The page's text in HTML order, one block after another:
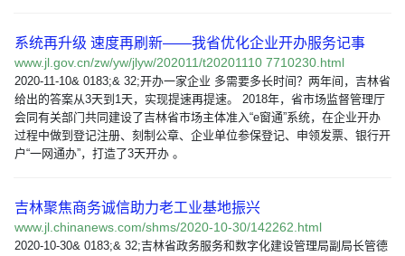
系统再升级 速度再刷新——我省优化企业开办服务记事
www.jl.gov.cn/zw/yw/jlyw/202011/t20201110 7710230.html
2020-11-10& 0183;& 32;开办一家企业 多需要多长时间？两年间，吉林省
给出的答案从3天到1天，实现提速再提速。 2018年，省市场监督管理厅
会同有关部门共同建设了吉林省市场主体准入“e窗通”系统，在企业开办
过程中做到登记注册、刻制公章、企业单位参保登记、申领发票、银行开
户“一网通办”，打造了3天开办 。
吉林聚焦商务诚信助力老工业基地振兴
www.jl.chinanews.com/shms/2020-10-30/142262.html
2020-10-30& 0183;& 32;吉林省政务服务和数字化建设管理局副局长管德